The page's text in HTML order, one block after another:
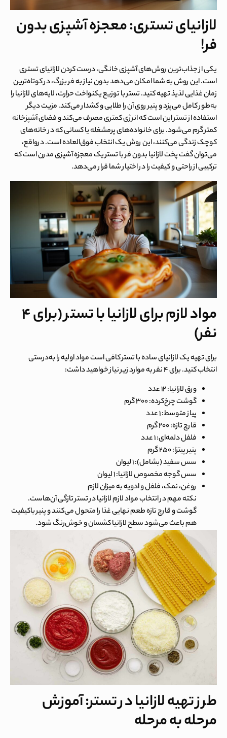
لازانیای تستری: معجزه آشپزی بدون
فر!
یکی از جذاب‌ترین روش‌های آشپزی خانگی، درست کردنلازانیای تستری
است. این روش به شما امکان می‌دهد بدون نیاز به فر بزرگ، در کوتاه‌ترین
زمان غذایی لذیذ تهیه کنید. تستر با توزیع یکنواخت حرارت، لایه‌های لازانیا را
به‌طور کامل می‌پزد و پنیر روی آن را طلایی و کشدار می‌کند. مزیت دیگر
استفاده از تستر این است که انرژی کمتری مصرف می‌کند و فضای آشپزخانه
کمتر گرم می‌شود. برای خانواده‌های پرمشغله یا کسانی که در خانه‌های
کوچک زندگی می‌کنند، این روش یک انتخاب فوق‌العاده است. درواقع،
می‌توان گفت پختلازانیا بدون فر با تستریک معجزه آشپزی مدرن است که
ترکیبی از راحتی و کیفیت را در اختیار شما قرار می‌دهد.
مواد لازم برای لازانیا با تستر (برای ۴
نفر)
برای تهیه یکلازانیای ساده با تسترکافی است مواد اولیه را به‌درستی
انتخاب کنید. برای ۴ نفر به موارد زیر نیاز خواهید داشت:
ورق لازانیا: ۱۲ عدد
گوشت چرخ‌کرده: ۳۰۰ گرم
پیاز متوسط: ۱ عدد
قارچ تازه: ۲۰۰ گرم
فلفل دلمه‌ای: ۱ عدد
پنیر پیتزا: ۲۵۰ گرم
سس سفید (بشامل): ۱ لیوان
سس گوجه مخصوص لازانیا: ۱ لیوان
روغن، نمک، فلفل و ادویه به میزان لازم
نکته مهم در انتخاب مواد لازم لازانیا در تستر تازگی آن‌هاست.
گوشت و قارچ تازه طعم نهایی غذا را متحول می‌کنند و پنیر باکیفیت
هم باعث می‌شود سطح لازانیا کشسان و خوش‌رنگ شود.
طرز تهیه لازانیا در تستر: آموزش
مرحله به مرحله